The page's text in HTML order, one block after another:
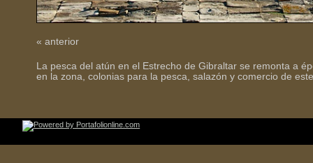
« anterior
La pesca del atún en el Estrecho de Gibraltar se remonta a
en la zona, colonias para la pesca, salazón y comercio de